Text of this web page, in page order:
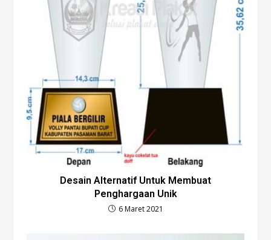
Desain Alternatif Untuk Membuat
Penghargaan Unik
6 Maret 2021